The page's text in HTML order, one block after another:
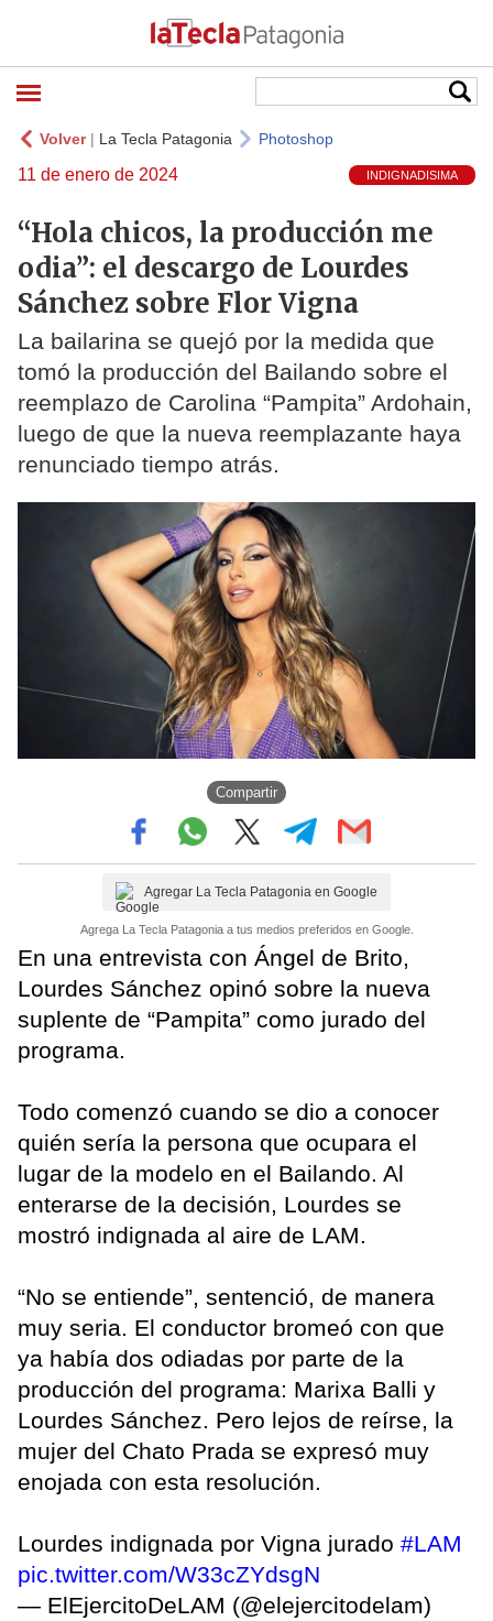
Volver| La Tecla Patagonia Photoshop
11 de enero de 2024 INDIGNADISIMA
“Hola chicos, la producción me
odia”: el descargo de Lourdes
Sánchez sobre Flor Vigna
La bailarina se quejó por la medida que
tomó la producción del Bailando sobre el
reemplazo de Carolina “Pampita” Ardohain,
luego de que la nueva reemplazante haya
renunciado tiempo atrás.
Compartir
Agregar La Tecla Patagonia en Google
Agrega La Tecla Patagonia a tus medios preferidos en Google.
En una entrevista con Ángel de Brito,
Lourdes Sánchez opinó sobre la nueva
suplente de “Pampita” como jurado del
programa.
Todo comenzó cuando se dio a conocer
quién sería la persona que ocupara el
lugar de la modelo en el Bailando. Al
enterarse de la decisión, Lourdes se
mostró indignada al aire de LAM.
“No se entiende”, sentenció, de manera
muy seria. El conductor bromeó con que
ya había dos odiadas por parte de la
producción del programa: Marixa Balli y
Lourdes Sánchez. Pero lejos de reírse, la
mujer del Chato Prada se expresó muy
enojada con esta resolución.
Lourdes indignada por Vigna jurado #LAM
pic.twitter.com/W33cZYdsgN
— ElEjercitoDeLAM (@elejercitodelam)